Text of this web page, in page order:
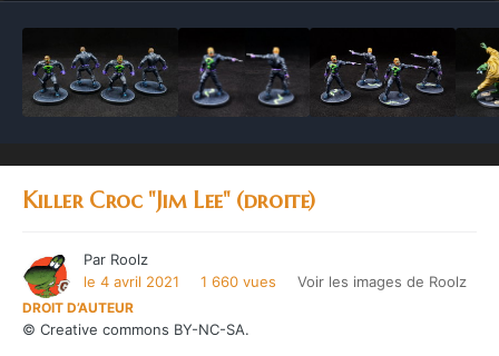
Killer Croc "Jim Lee" (droite)
Par Roolz
le 4 avril 2021
1 660 vues Voir les images de Roolz
DROIT D’AUTEUR
© Creative commons BY-NC-SA.